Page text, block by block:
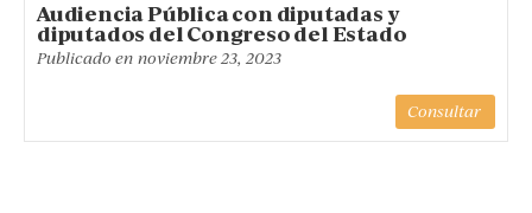
Audiencia Pública con diputadas y
diputados del Congreso del Estado
Publicado en noviembre 23, 2023
Consultar